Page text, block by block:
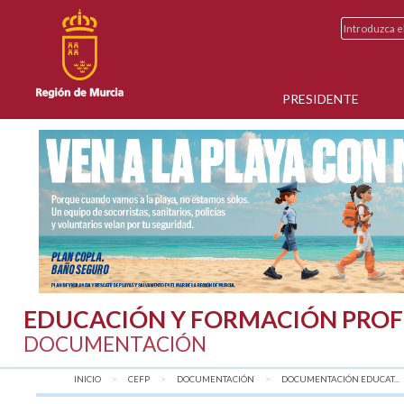
PRESIDENTE
EDUCACIÓN Y FORMACIÓN
DOCUMENTACIÓN
INICIO CEFP DOCUMENTACIÓN DOCUMENTACIÓN EDUCAT...